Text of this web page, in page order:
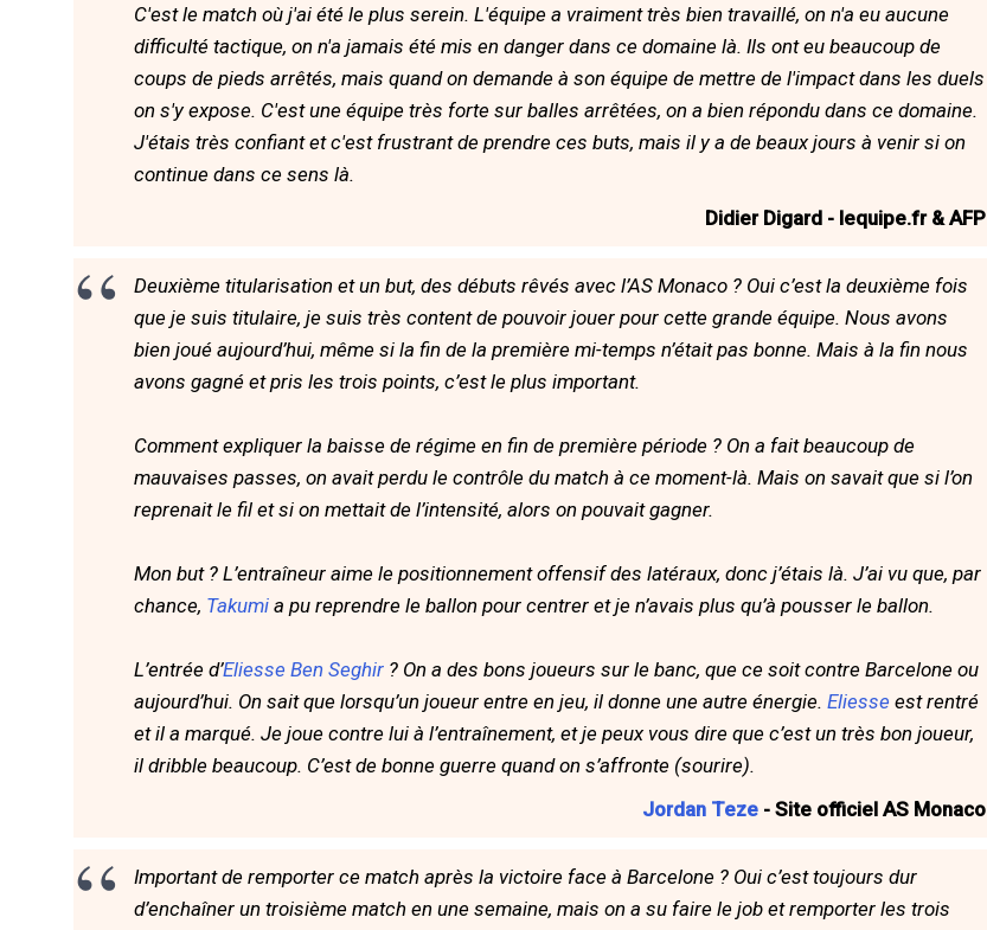
C'est le match où j'ai été le plus serein. L'équipe a vraiment très bien travaillé, on n'a eu aucune
difficulté tactique, on n'a jamais été mis en danger dans ce domaine là. Ils ont eu beaucoup de
coups de pieds arrêtés, mais quand on demande à son équipe de mettre de l'impact dans les duels
on s'y expose. C'est une équipe très forte sur balles arrêtées, on a bien répondu dans ce domaine.
J'étais très confiant et c'est frustrant de prendre ces buts, mais il y a de beaux jours à venir si on
continue dans ce sens là.
Didier Digard - lequipe.fr & AFP
Deuxième titularisation et un but, des débuts rêvés avec l’AS Monaco ? Oui c’est la deuxième fois
que je suis titulaire, je suis très content de pouvoir jouer pour cette grande équipe. Nous avons
bien joué aujourd’hui, même si la fin de la première mi-temps n’était pas bonne. Mais à la fin nous
avons gagné et pris les trois points, c’est le plus important.
Comment expliquer la baisse de régime en fin de première période ? On a fait beaucoup de
mauvaises passes, on avait perdu le contrôle du match à ce moment-là. Mais on savait que si l’on
reprenait le fil et si on mettait de l’intensité, alors on pouvait gagner.
Mon but ? L’entraîneur aime le positionnement offensif des latéraux, donc j’étais là. J’ai vu que, par
chance, Takumi a pu reprendre le ballon pour centrer et je n’avais plus qu’à pousser le ballon.
L’entrée d’Eliesse Ben Seghir ? On a des bons joueurs sur le banc, que ce soit contre Barcelone ou
aujourd’hui. On sait que lorsqu’un joueur entre en jeu, il donne une autre énergie. Eliesse est rentré
et il a marqué. Je joue contre lui à l’entraînement, et je peux vous dire que c’est un très bon joueur,
il dribble beaucoup. C’est de bonne guerre quand on s’affronte (sourire).
Jordan Teze- Site officiel AS Monaco
Important de remporter ce match après la victoire face à Barcelone ? Oui c’est toujours dur
d’enchaîner un troisième match en une semaine, mais on a su faire le job et remporter les trois